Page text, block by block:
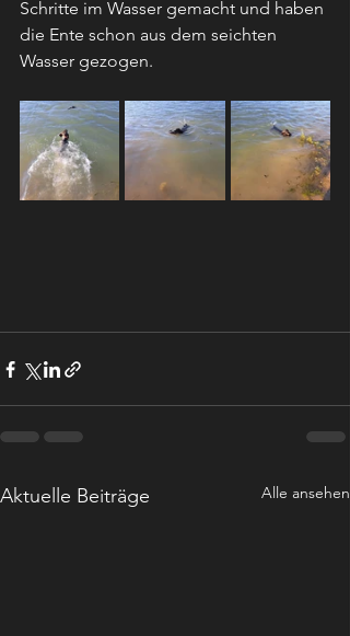
Schritte im Wasser gemacht und haben
die Ente schon aus dem seichten
Wasser gezogen.
Aktuelle Beiträge Alle ansehen